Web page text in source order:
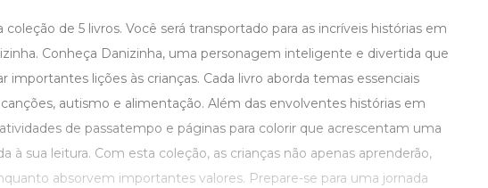
de 5 livros. Você será transportado para as incríveis histórias em
Conheça Danizinha, uma personagem inteligente e divertida que
importantes lições às crianças. Cada livro aborda temas essenciais
autismo e alimentação. Além das envolventes histórias em
de passatempo e páginas para colorir que acrescentam uma
à sua leitura. Com esta coleção, as crianças não apenas aprenderão,
absorvem importantes valores. Prepare-se para uma jornada